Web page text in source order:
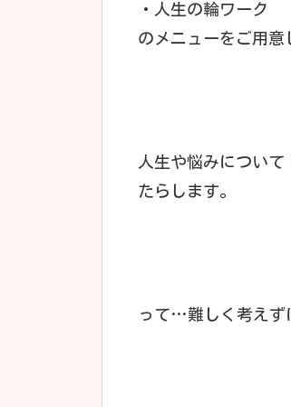
・人生の輪ワーク
のメニューをご用意
人生や悩みについ
たらします。
って…難しく考えず